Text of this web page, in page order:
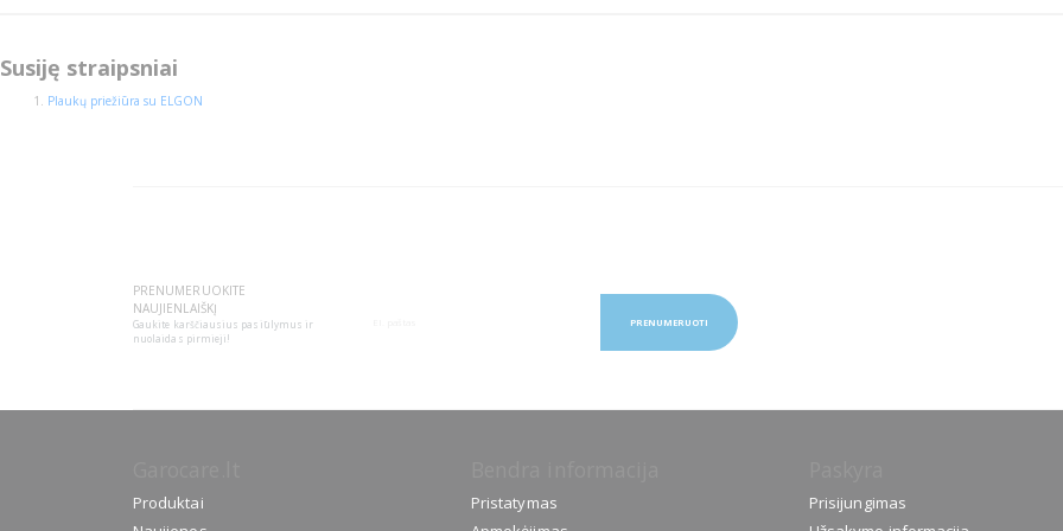
Susiję straipsniai
Plaukų priežiūra su ELGON
PRENUMERUOKITE
NAUJIENLAIŠKĮ
Gaukite karščiausius pasiūlymus ir
nuolaidas pirmieji!
PRENUMERUOTI
Produktai
Pristatymas
Prisijungimas